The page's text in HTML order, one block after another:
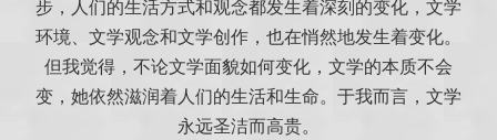
步，人们的生活方式和观念都发生着深刻的变化，文学
环境、文学观念和文学创作，也在悄然地发生着变化。
但我觉得，不论文学面貌如何变化，文学的本质不会
变，她依然滋润着人们的生活和生命。于我而言，文学
永远圣洁而高贵。